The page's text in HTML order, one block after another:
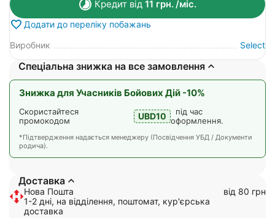
Кредит від 11 грн./міс.
Додати до переліку побажань
Виробник
Select
Спеціальна знижка на все замовлення
Знижка для Учасників Бойових Дій -10%
Скористайтеся
промокодом
UBD10
під час
оформлення.
*Підтвердження надається менеджеру (Посвідчення УБД / Документи
родича).
Доставка
Нова Пошта
1-2 дні, на відділення, поштомат, кур'єрська
доставка
від 80 грн